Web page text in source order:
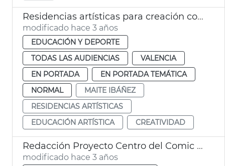
Residencias artísticas para creación contemporánea
modificado hace 3 años
EDUCACIÓN Y DEPORTE
TODAS LAS AUDIENCIAS
VALENCIA
EN PORTADA
EN PORTADA TEMÁTICA
NORMAL
MAITE IBÁÑEZ
RESIDENCIAS ARTÍSTICAS
EDUCACIÓN ARTÍSTICA
CREATIVIDAD
Redacción Proyecto Centro del Comic Micharmut
modificado hace 3 años